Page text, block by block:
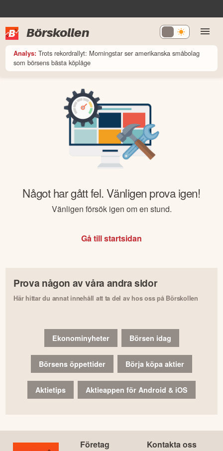
Börskollen
Analys: Trots rekordrallyt: Morningstar ser amerikanska småbolag
som börsens bästa köpläge
Något har gått fel. Vänligen prova igen!
Vänligen försök igen om en stund.
Gå till startsidan
Prova någon av våra andra sidor
Här hittar du annat innehåll att ta del av hos oss på Börskollen
Ekonominyheter Börsen idag
Börsens öppettider Börja köpa aktier
Aktietips Aktieappen för Android & iOS
Företag Kontakta oss